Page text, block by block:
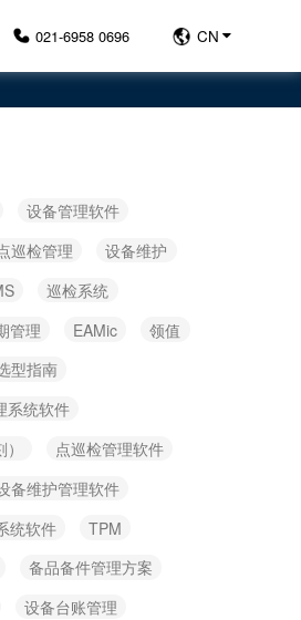
021-6958 0696 CN
设备管理软件
巡检管理
设备维护
巡检系统
管理
EAMic
领值
型指南
系统软件
点巡检管理软件
备维护管理软件
统软件
TPM
备品备件管理方案
设备台账管理